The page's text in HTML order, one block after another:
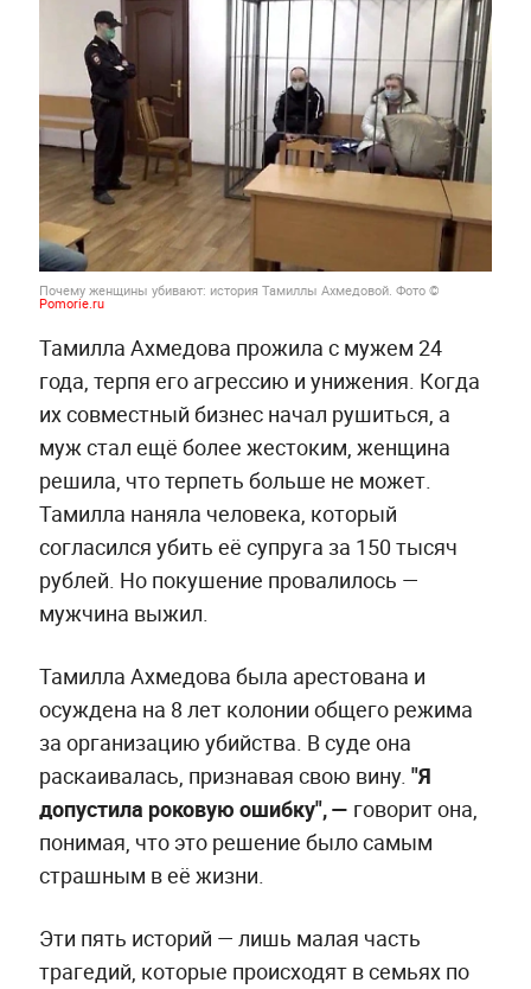
Почему женщины убивают: история Тамиллы Ахмедовой. Фото ©
Pomorie.ru
Тамилла Ахмедова прожила с мужем 24
года, терпя его агрессию и унижения. Когда
их совместный бизнес начал рушиться, а
муж стал ещё более жестоким, женщина
решила, что терпеть больше не может.
Тамилла наняла человека, который
согласился убить её супруга за 150 тысяч
рублей. Но покушение провалилось —
мужчина выжил.
Тамилла Ахмедова была арестована и
осуждена на 8 лет колонии общего режима
за организацию убийства. В суде она
раскаивалась, признавая свою вину. "Я
допустила роковую ошибку", — говорит она,
понимая, что это решение было самым
страшным в её жизни.
Эти пять историй — лишь малая часть
трагедий, которые происходят в семьях по